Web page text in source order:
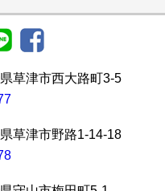
草津市西大路町3-5
草津市野路1-14-18